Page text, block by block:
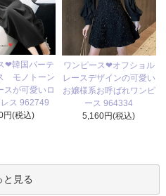
❤韓国パーテ
モノトーン
スが可愛いロ
ス 962749
円(税込)
ワンピース❤オフショル
レースデザインの可愛い
お嬢様系お呼ばれワンピ
ース 964334
5,160円(税込)
と見る